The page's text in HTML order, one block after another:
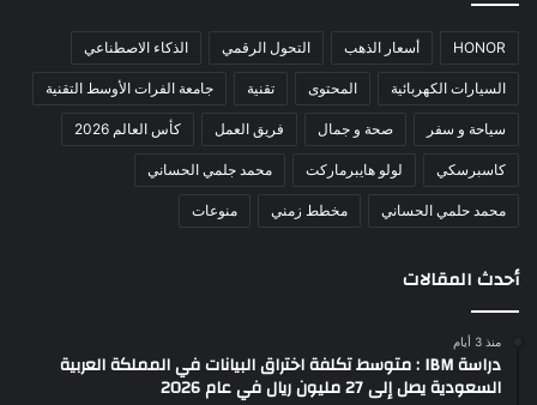
HONOR أسعار الذهب التحول الرقمي الذكاء الاصطناعي
السيارات الكهربائية المحتوى تقنية جامعة الفرات الأوسط التقنية
سياحة و سفر صحة و جمال فريق العمل كأس العالم 2026
كاسبرسكي لولو هايبرماركت محمد جلمي الحساني
محمد حلمي الحساني مخطط زمني منوعات
أحدث المقالات
منذ 3 أيام
دراسة IBM : متوسط تكلفة اختراق البيانات في المملكة العربية
السعودية يصل إلى 27 مليون ريال في عام 2026